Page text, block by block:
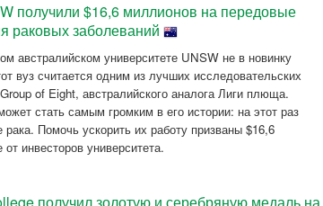
получили $16,6 миллионов на передовые
раковых заболеваний
австралийском университете UNSW не в новинку
вуз считается одним из лучших исследовательских
of Eight, австралийского аналога Лиги плюща.
стать самым громким в его истории: на этот раз
Помочь ускорить их работу призваны $16,6
инвесторов университета.